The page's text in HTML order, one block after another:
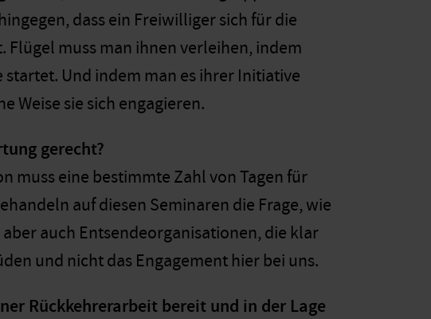
dass ein Freiwilliger sich für die
muss man ihnen verleihen, indem
Und indem man es ihrer Initiative
Weise sie sich engagieren.
gerecht?
muss eine bestimmte Zahl von Tagen für
auf diesen Seminaren die Frage, wie
auch Entsendeorganisationen, die klar
und nicht das Engagement hier bei uns.
Rückkehrerarbeit bereit und in der Lage